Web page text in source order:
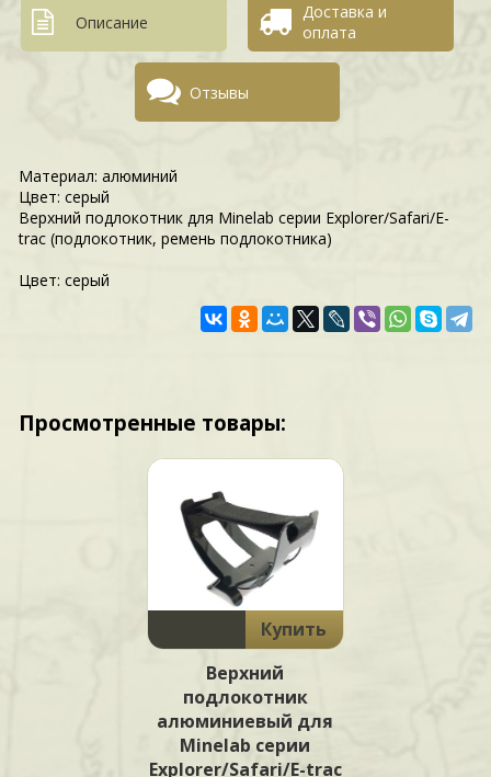
Описание
Доставка и
оплата
Отзывы
Материал: алюминий
Цвет: серый
Верхний подлокотник для Minelab серии Explorer/Safari/E-
trac (подлокотник, ремень подлокотника)
Цвет: серый
Просмотренные товары:
Купить
Верхний
подлокотник
алюминиевый для
Minelab серии
Explorer/Safari/E-trac